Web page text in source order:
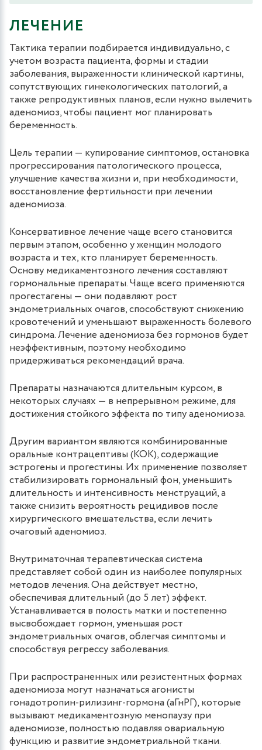
ЛЕЧЕНИЕ
Тактика терапии подбирается индивидуально, с
учетом возраста пациента, формы и стадии
заболевания, выраженности клинической картины,
сопутствующих гинекологических патологий, а
также репродуктивных планов, если нужно вылечить
аденомиоз, чтобы пациент мог планировать
беременность.
Цель терапии — купирование симптомов, остановка
прогрессирования патологического процесса,
улучшение качества жизни и, при необходимости,
восстановление фертильности при лечении
аденомиоза.
Консервативное лечение чаще всего становится
первым этапом, особенно у женщин молодого
возраста и тех, кто планирует беременность.
Основу медикаментозного лечения составляют
гормональные препараты. Чаще всего применяются
прогестагены — они подавляют рост
эндометриальных очагов, способствуют снижению
кровотечений и уменьшают выраженность болевого
синдрома. Лечение аденомиоза без гормонов будет
неэффективным, поэтому необходимо
придерживаться рекомендаций врача.
Препараты назначаются длительным курсом, в
некоторых случаях — в непрерывном режиме, для
достижения стойкого эффекта по типу аденомиоза.
Другим вариантом являются комбинированные
оральные контрацептивы (КОК), содержащие
эстрогены и прогестины. Их применение позволяет
стабилизировать гормональный фон, уменьшить
длительность и интенсивность менструаций, а
также снизить вероятность рецидивов после
хирургического вмешательства, если лечить
очаговый аденомиоз.
Внутриматочная терапевтическая система
представляет собой один из наиболее популярных
методов лечения. Она действует местно,
обеспечивая длительный (до 5 лет) эффект.
Устанавливается в полость матки и постепенно
высвобождает гормон, уменьшая рост
эндометриальных очагов, облегчая симптомы и
способствуя регрессу заболевания.
При распространенных или резистентных формах
аденомиоза могут назначаться агонисты
гонадотропин-рилизинг-гормона (аГнРГ), которые
вызывают медикаментозную менопаузу при
аденомиозе, полностью подавляя овариальную
функцию и развитие эндометриальной ткани.